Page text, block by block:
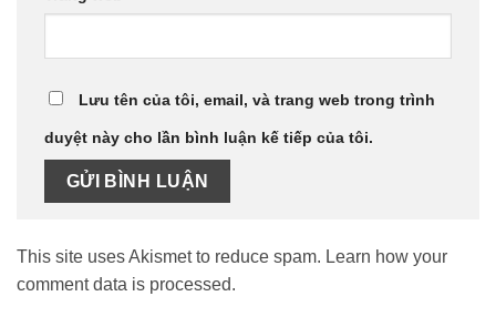
Lưu tên của tôi, email, và trang web trong trình
duyệt này cho lần bình luận kế tiếp của tôi.
This site uses Akismet to reduce spam. Learn how your
comment data is processed.